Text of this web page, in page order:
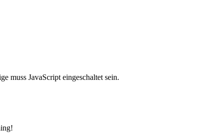
muss JavaScript eingeschaltet sein.
ing!